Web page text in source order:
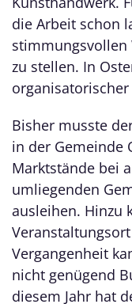
die Arbeit schon
stimmungsvollen
zu stellen. In
organisatorischer
Bisher musste
in der Gemeinde
Marktstände bei
umliegenden
ausleihen. Hinzu
Vergangenheit
nicht genügend
diesem Jahr hat